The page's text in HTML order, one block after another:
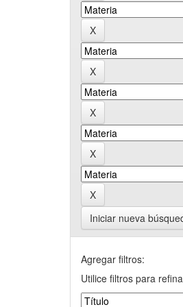
Iniciar nueva
Agregar filtros:
Utilice filtros para